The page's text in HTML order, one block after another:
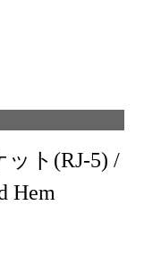
ト(RJ-5) /
Hem